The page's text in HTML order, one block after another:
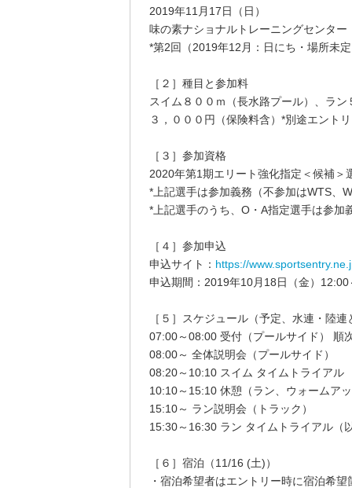
2019年11月17日（日）
味の素ナショナルトレーニングセンタ
*第2回（2019年12月：日にち・場所未
［２］種目と参加料
スイム８００ｍ（長水路プール）、ラン
３，０００円（保険料含）*別途エント
［３］参加資格
2020年第1期エリート強化指定＜候補＞
*上記選手は参加義務（不参加はWTS、
*上記選手のうち、O・A指定選手は参加
［４］参加申込
申込サイト： https://
申込期間：2019年10月18日（金）
［５］スケジュール（予定、水連・陸
07:00～08:00 受付（プールサイド） 順
08:00～ 全体説明会（プールサイド）
08:20～10:10 スイム タイムトライアル
10:10～15:10 休憩（ラン、ウォームア
15:10～ ラン説明会（トラック）
15:30～16:30 ラン タイムトライアル（
［６］宿泊（11/16 (土)）
・宿泊希望者はエントリー時に宿泊希